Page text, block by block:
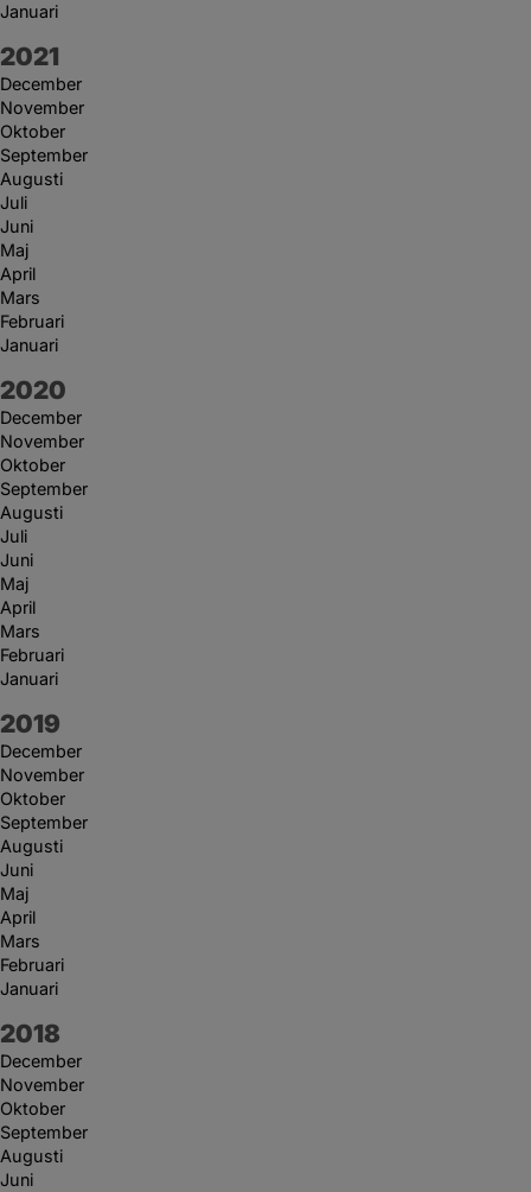
Januari
År:
2021
December
November
Oktober
September
Augusti
Juli
Juni
Maj
April
Mars
Februari
Januari
År:
2020
December
November
Oktober
September
Augusti
Juli
Juni
Maj
April
Mars
Februari
Januari
År:
2019
December
November
Oktober
September
Augusti
Juni
Maj
April
Mars
Februari
Januari
År:
2018
December
November
Oktober
September
Augusti
Juni